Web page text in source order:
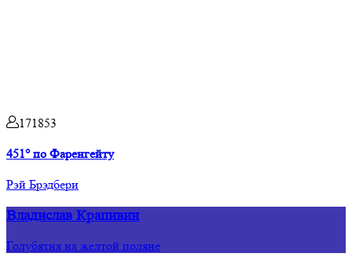
171853
451° по Фаренгейту
Рэй Брэдбери
Владислав Крапивин
Голубятня на желтой поляне